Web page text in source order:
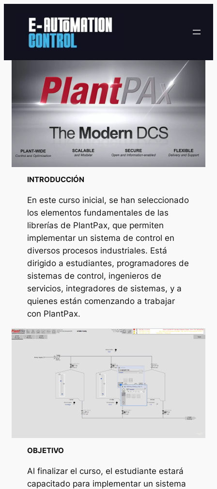
contenido
INTRODUCCIÓN
En este curso inicial, se han seleccionado
los elementos fundamentales de las
librerías de PlantPax, que permiten
implementar un sistema de control en
diversos procesos industriales. Está
dirigido a estudiantes, programadores de
sistemas de control, ingenieros de
servicios, integradores de sistemas, y a
quienes están comenzando a trabajar
con PlantPax.
OBJETIVO
Al finalizar el curso, el estudiante estará
capacitado para implementar un sistema